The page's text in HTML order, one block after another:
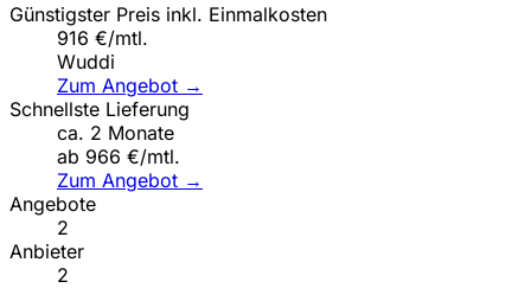
Günstigster Preis inkl. Einmalkosten
916 €/mtl.
Wuddi
Zum Angebot →
Schnellste Lieferung
ca. 2 Monate
ab 966 €/mtl.
Zum Angebot →
Angebote
2
Anbieter
2